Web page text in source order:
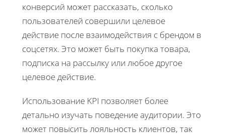
конверсий может рассказать, сколько
пользователей совершили целевое
действие после взаимодействия с брендом в
соцсетях. Это может быть покупка товара,
подписка на рассылку или любое другое
целевое действие.
Использование KPI позволяет более
детально изучать поведение аудитории. Это
может повысить лояльность клиентов, так